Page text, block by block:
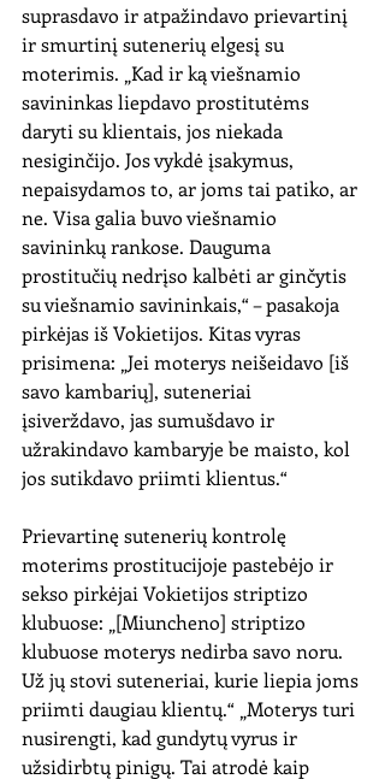
suprasdavo ir atpažindavo prievartinį
ir smurtinį sutenerių elgesį su
moterimis. „Kad ir ką viešnamio
savininkas liepdavo prostitutėms
daryti su klientais, jos niekada
nesiginčijo. Jos vykdė įsakymus,
nepaisydamos to, ar joms tai patiko, ar
ne. Visa galia buvo viešnamio
savininkų rankose. Dauguma
prostitučių nedrįso kalbėti ar ginčytis
su viešnamio savininkais,“ – pasakoja
pirkėjas iš Vokietijos. Kitas vyras
prisimena: „Jei moterys neišeidavo [iš
savo kambarių], suteneriai
įsiverždavo, jas sumušdavo ir
užrakindavo kambaryje be maisto, kol
jos sutikdavo priimti klientus.“
Prievartinę sutenerių kontrolę
moterims prostitucijoje pastebėjo ir
sekso pirkėjai Vokietijos striptizo
klubuose: „[Miuncheno] striptizo
klubuose moterys nedirba savo noru.
Už jų stovi suteneriai, kurie liepia joms
priimti daugiau klientų.“ „Moterys turi
nusirengti, kad gundytų vyrus ir
užsidirbtų pinigų. Tai atrodė kaip